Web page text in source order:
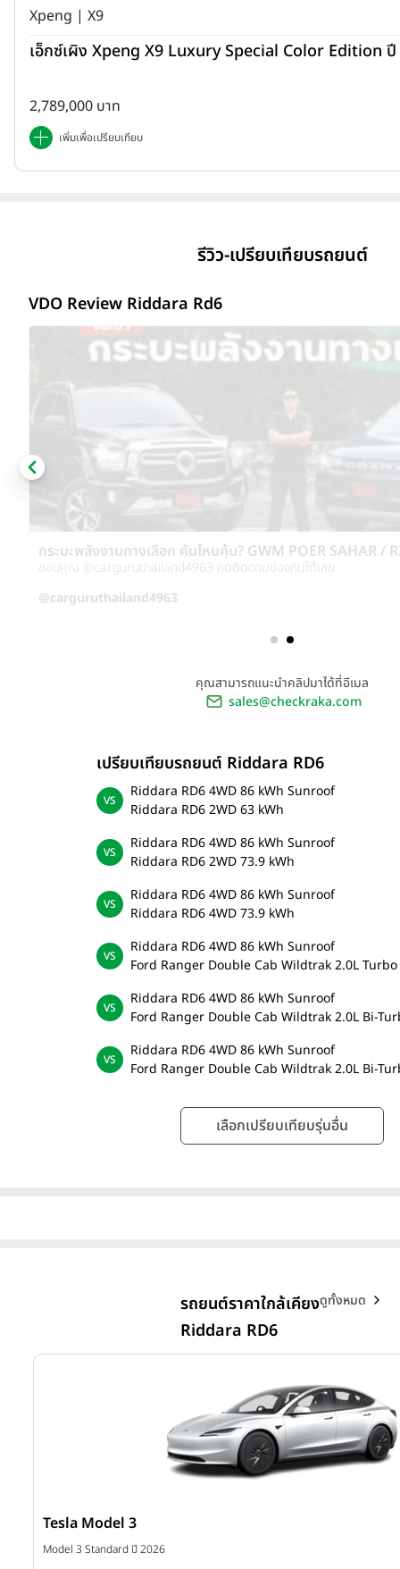
Xpeng | X9
เอ็กซ์เผิง Xpeng X9 Luxury Special Color Edition
2,789,000 บาท
เพิ่มเพื่อเปรียบเทียบ
รีวิว-เปรียบเทียบรถยนต์
VDO Review Riddara Rd6
RIDDARA RD6 4WD 86 kWh วิ่งได้ 455 กม. สุราษฎร์ธานี -
กม.สบาย! ล้านสามมีทอน!!!!!
ขอบคุณ @carguruthailand4963 กดติดตามช่องกันได้เลย
@carguruthailand4963
คุณสามารถแนะนำคลิปมาได้ที่อีเมล
sales@checkraka.com
เปรียบเทียบรถยนต์ Riddara RD6
Riddara RD6 4WD 86 kWh Sunroof
Riddara RD6 2WD 63 kWh
Riddara RD6 4WD 86 kWh Sunroof
Riddara RD6 2WD 73.9 kWh
Riddara RD6 4WD 86 kWh Sunroof
Riddara RD6 4WD 73.9 kWh
Riddara RD6 4WD 86 kWh Sunroof
Ford Ranger Double Cab Wildtrak 2.0L Turbo
Riddara RD6 4WD 86 kWh Sunroof
Ford Ranger Double Cab Wildtrak 2.0L Bi-
Riddara RD6 4WD 86 kWh Sunroof
Ford Ranger Double Cab Wildtrak 2.0L Bi-
เลือกเปรียบเทียบรุ่นอื่น
รถยนต์ราคาใกล้เคียง
Riddara RD6
ดูทั้งหมด
Tesla Model 3
Model 3 Standard ปี 2026